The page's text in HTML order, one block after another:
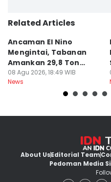
Related Articles
Ancaman El Nino
Mengintai, Tabanan
Amankan 29,8 Ton
Beras
08 Agu 2026, 18:49 WIB
News
About UsEditorial Team
Pedoman Media